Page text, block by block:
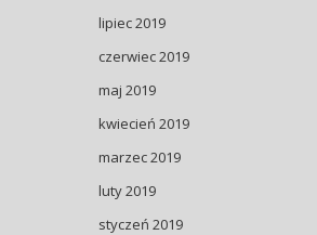
lipiec 2019
czerwiec 2019
maj 2019
kwiecień 2019
marzec 2019
luty 2019
styczeń 2019